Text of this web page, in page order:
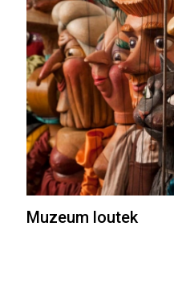
Muzeum loutek